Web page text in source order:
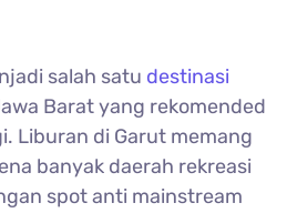
salah satu destinasi
Barat yang rekomended
Liburan di Garut memang
banyak daerah rekreasi
spot anti mainstream